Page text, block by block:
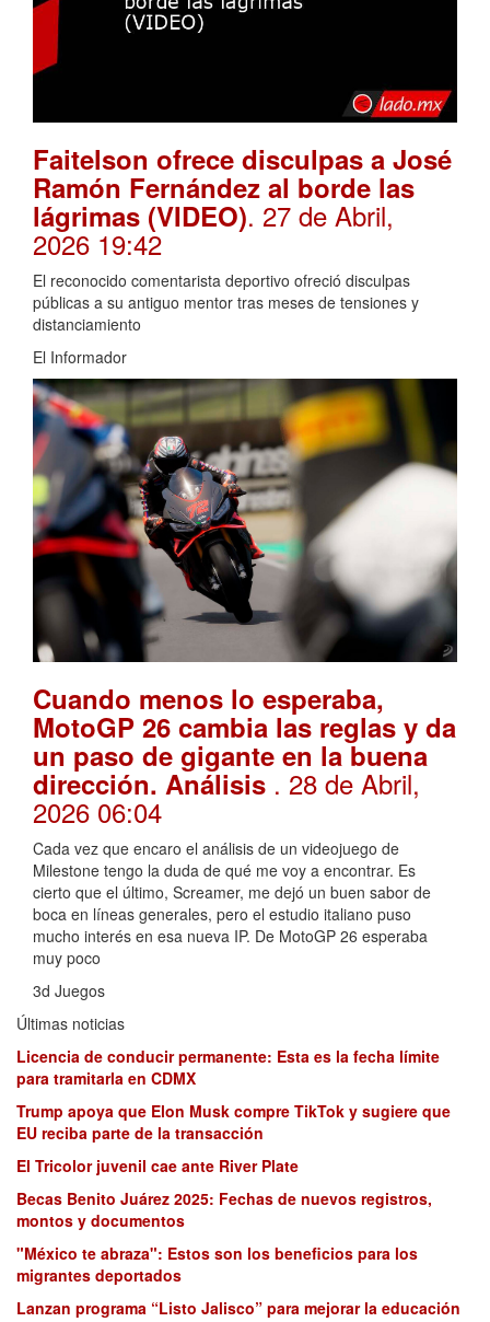
Faitelson ofrece disculpas a José
Ramón Fernández al borde las
lágrimas (VIDEO). 27 de Abril,
2026 19:42
El reconocido comentarista deportivo ofreció disculpas
públicas a su antiguo mentor tras meses de tensiones y
distanciamiento
El Informador
Cuando menos lo esperaba,
MotoGP 26 cambia las reglas y da
un paso de gigante en la buena
dirección. Análisis . 28 de Abril,
2026 06:04
Cada vez que encaro el análisis de un videojuego de
Milestone tengo la duda de qué me voy a encontrar. Es
cierto que el último, Screamer, me dejó un buen sabor de
boca en líneas generales, pero el estudio italiano puso
mucho interés en esa nueva IP. De MotoGP 26 esperaba
muy poco
3d Juegos
Últimas noticias
Licencia de conducir permanente: Esta es la fecha límite
para tramitarla en CDMX
Trump apoya que Elon Musk compre TikTok y sugiere que
EU reciba parte de la transacción
El Tricolor juvenil cae ante River Plate
Becas Benito Juárez 2025: Fechas de nuevos registros,
montos y documentos
"México te abraza": Estos son los beneficios para los
migrantes deportados
Lanzan programa “Listo Jalisco” para mejorar la educación